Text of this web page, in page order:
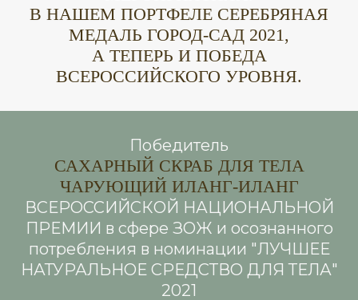
В НАШЕМ ПОРТФЕЛЕ СЕРЕБРЯНАЯ
МЕДАЛЬ ГОРОД-САД 2021,
А ТЕПЕРЬ И ПОБЕДА
ВСЕРОССИЙСКОГО УРОВНЯ.
Победитель
САХАРНЫЙ СКРАБ ДЛЯ ТЕЛА
ЧАРУЮЩИЙ ИЛАНГ-ИЛАНГ
ВСЕРОССИЙСКОЙ НАЦИОНАЛЬНОЙ
ПРЕМИИ в сфере ЗОЖ и осознанного
потребления в номинации "ЛУЧШЕЕ
НАТУРАЛЬНОЕ СРЕДСТВО ДЛЯ ТЕЛА"
2021